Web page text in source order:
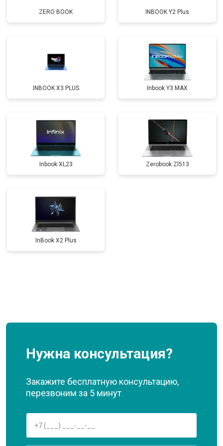
Прошивка BIOS от 1500 ₽ Заказать
Ремонт петель от 3990 ₽ Заказать
ZERO BOOK INBOOK Y2 Plus
INBOOK X3 PLUS Inbook Y3 MAX
Inbook XL23 Zerobook Zl513
InBook X2 Plus
Нужна консультация?
Закажите бесплатную консультацию,
перезвоним за 5 минут